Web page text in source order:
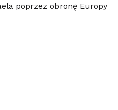
poprzez obronę Europy